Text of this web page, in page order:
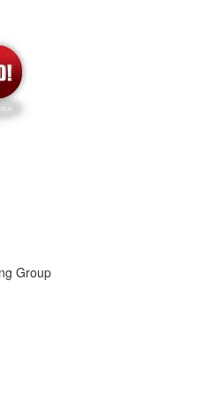
Group